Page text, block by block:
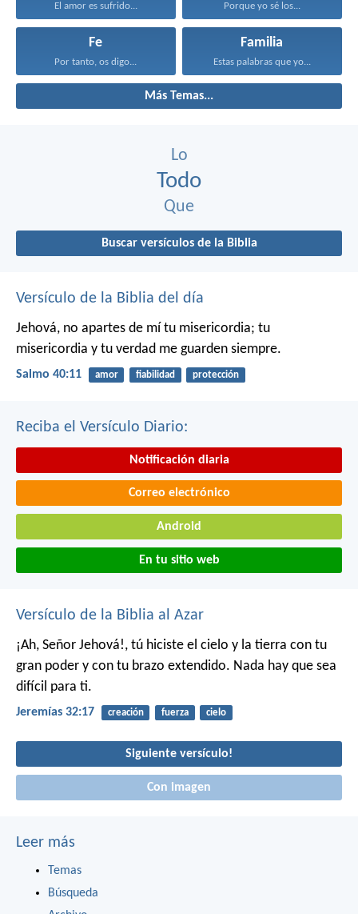
El amor es sufrido... Porque yo sé los...
Fe
Por tanto, os digo...
Familia
Estas palabras que yo...
Más Temas...
Lo
Todo
Que
Buscar versículos de la Biblia
Versículo de la Biblia del día
Jehová, no apartes de mí tu misericordia; tu
misericordia y tu verdad me guarden siempre.
Salmo 40:11 amor fiabilidad protección
Reciba el Versículo Diario:
Notificación diaria
Correo electrónico
Android
En tu sitio web
Versículo de la Biblia al Azar
¡Ah, Señor Jehová!, tú hiciste el cielo y la tierra con tu
gran poder y con tu brazo extendido. Nada hay que sea
difícil para ti.
Jeremías 32:17 creación fuerza cielo
Siguiente versículo!
Con imagen
Leer más
Temas
Búsqueda